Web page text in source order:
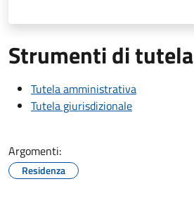
Strumenti di tutela
Tutela amministrativa
Tutela giurisdizionale
Argomenti:
Residenza